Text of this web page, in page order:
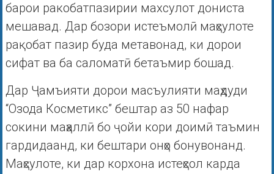
барои ракобатпазирии махсулот дониста
мешавад. Дар бозори истеъмолӣ маҳсулоте
рақобат пазир буда метавонад, ки дорои
сифат ва ба саломатӣ бетаъмир бошад.
Дар Ҷамъияти дорои масъулияти маҳдуди
“Озода Косметикс” бештар аз 50 нафар
сокини маҳаллӣ бо ҷойи кори доимӣ таъмин
гардидаанд, ки бештари онҳо бонувонанд.
Маҳсулоте, ки дар корхона истеҳсол карда